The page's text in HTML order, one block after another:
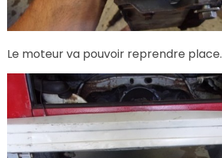
Le moteur va pouvoir reprendre place.